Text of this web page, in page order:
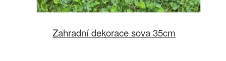
Zahradní dekorace sova 35cm